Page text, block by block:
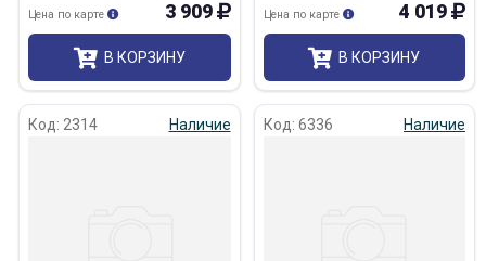
3 909
Цена по карте
В КОРЗИНУ
4 019
Цена по карте
В КОРЗИНУ
Код: 2314 Наличие Код: 6336 Наличие